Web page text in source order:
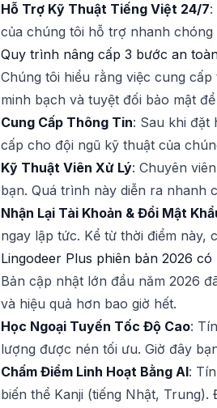
Hỗ Trợ Kỹ Thuật Tiếng Việt 24/7:
của chúng tôi hỗ trợ nhanh chóng
Quy trình nâng cấp 3 bước an
Chúng tôi hiểu rằng việc cung
minh bạch và tuyệt đối bảo mật
Cung Cấp Thông Tin: Sau khi đặt
cấp cho đội ngũ kỹ thuật của
Kỹ Thuật Viên Xử Lý: Chuyên
bạn. Quá trình này diễn ra nhanh
Nhận Lại Tài Khoản & Đổi Mật
ngay lập tức. Kể từ thời điểm này,
Lingodeer Plus phiên bản 2026
Bản cập nhật lớn đầu năm 2026
và hiệu quả hơn bao giờ hết.
Học Ngoại Tuyến Tốc Độ Cao:
lượng được nén tối ưu. Giờ đây
Chấm Điểm Linh Hoạt Bằng AI:
biến thể Kanji (tiếng Nhật,